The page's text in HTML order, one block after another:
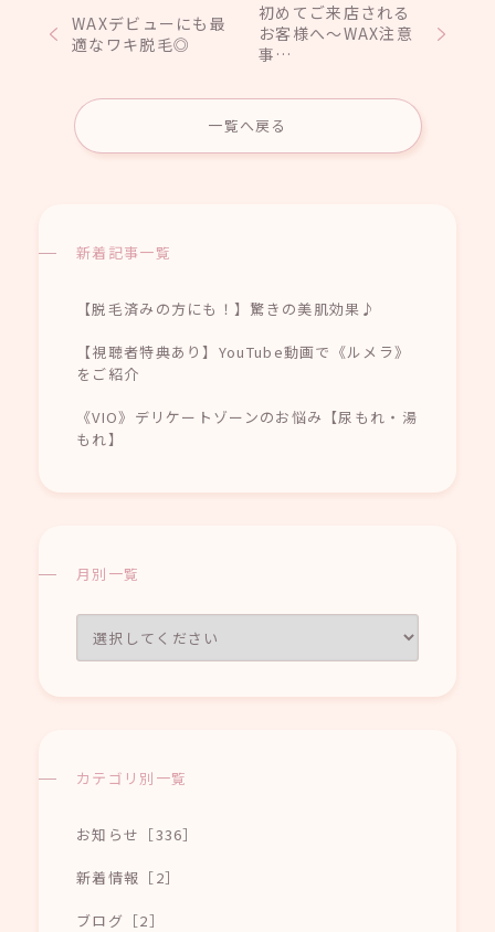
WAXデビューにも最
適なワキ脱毛◎
初めてご来店される
お客様へ～WAX注意
事…
一覧へ戻る
新着記事一覧
【脱毛済みの方にも！】驚きの美肌効果♪
【視聴者特典あり】YouTube動画で《ルメラ》
をご紹介
《VIO》デリケートゾーンのお悩み【尿もれ・湯
もれ】
月別一覧
カテゴリ別一覧
お知らせ［336］
新着情報［2］
ブログ［2］